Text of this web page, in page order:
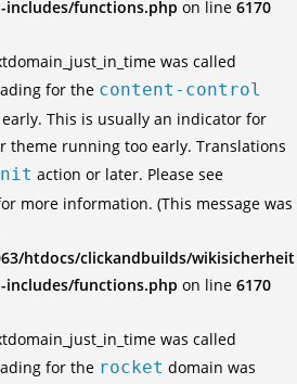
includes/functions.php on line 6170
was called
for the content-control
This is usually an indicator for
theme running too early. Translations
action or later. Please see
more information. (This message was
htdocs/clickandbuilds/wikisicherheit
includes/functions.php on line 6170
was called
for the rocket domain was